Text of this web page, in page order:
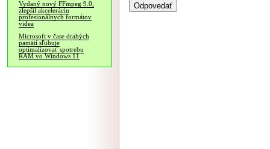
Vydaný nový FFmpeg 9.0,
zlepšil akceleráciu
profesionálnych formátov
videa
Microsoft v čase drahých
pamätí sľubuje
optimalizovať spotrebu
RAM vo Windows 11